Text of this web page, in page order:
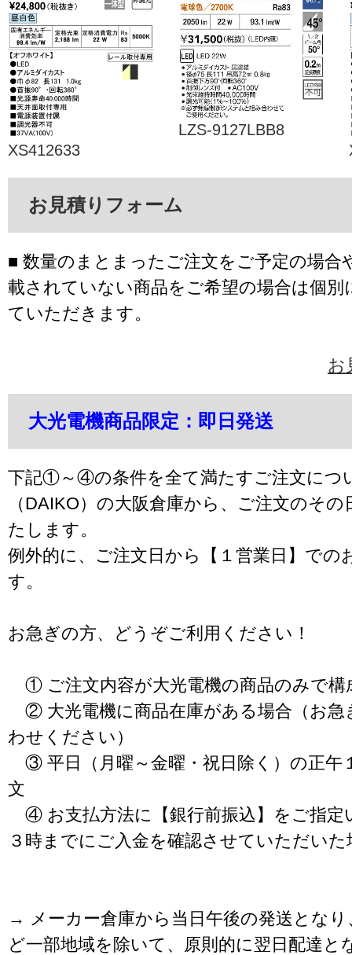
XS412633
LZS-9127LBB8
お見積りフォーム
■ 数量のまとまったご注文をご予定の場合
載されていない商品をご希望の場合は個別
ていただきます。
お
大光電機商品限定：即日発送
下記①～④の条件を全て満たすご注文につ
（DAIKO）の大阪倉庫から、ご注文のそ
たします。
例外的に、ご注文日から【１営業日】での
す。
お急ぎの方、どうぞご利用ください！
① ご注文内容が大光電機の商品のみで構
② 大光電機に商品在庫がある場合（お急
わせください）
③ 平日（月曜～金曜・祝日除く）の正午
文
④ お支払方法に【銀行前振込】をご指定
３時までにご入金を確認させていただいた
→ メーカー倉庫から当日午後の発送となり
ど一部地域を除いて、原則的に翌日配達と